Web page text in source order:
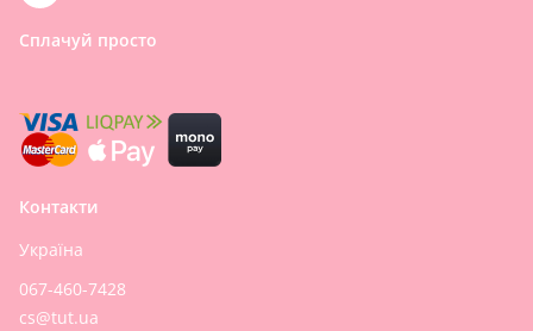
Сплачуй просто
Контакти
Україна
067-460-7428
cs@tut.ua